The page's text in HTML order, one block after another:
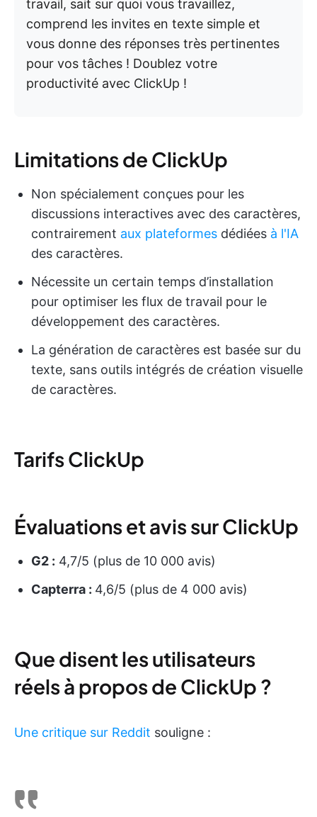
travail, sait sur quoi vous travaillez,
comprend les invites en texte simple et
vous donne des réponses très pertinentes
pour vos tâches ! Doublez votre
productivité avec ClickUp !
Limitations de ClickUp
Non spécialement conçues pour les
discussions interactives avec des caractères,
contrairement aux plateformes dédiées à l'IA
des caractères.
Nécessite un certain temps d’installation
pour optimiser les flux de travail pour le
développement des caractères.
La génération de caractères est basée sur du
texte, sans outils intégrés de création visuelle
de caractères.
Tarifs ClickUp
Évaluations et avis sur ClickUp
G2 : 4,7/5 (plus de 10 000 avis)
Capterra : 4,6/5 (plus de 4 000 avis)
Que disent les utilisateurs
réels à propos de ClickUp ?
Une critique sur Reddit souligne :